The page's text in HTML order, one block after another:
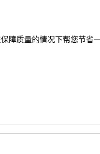
障质量的情况下帮您节省